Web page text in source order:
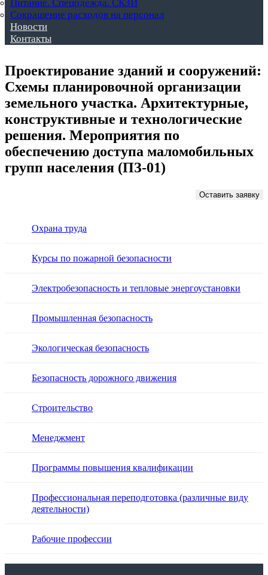
Питание. Спецодежда. СКЗИ
Сокращение расходов на персонал
Новости
Контакты
Проектирование зданий и сооружений:
Схемы планировочной организации
земельного участка. Архитектурные,
конструктивные и технологические
решения. Мероприятия по
обеспечению доступа маломобильных
групп населения (ПЗ-01)
Оставить заявку
Охрана труда
Курсы по пожарной безопасности
Электробезопасность и тепловые энергоустановки
Промышленная безопасность
Экологическая безопасность
Безопасность дорожного движения
Строительство
Менеджмент
Программы повышения квалификации
Профессиональная переподготовка (различные виду
деятельности)
Рабочие профессии